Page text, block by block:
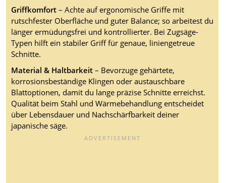
Griffkomfort– Achte auf ergonomische Griffe mit
rutschfester Oberfläche und guter Balance; so arbeitest du
länger ermüdungsfrei und kontrollierter. Bei Zugsäge-
Typen hilft ein stabiler Griff für genaue, liniengetreue
Schnitte.
Material & Haltbarkeit– Bevorzuge gehärtete,
korrosionsbeständige Klingen oder austauschbare
Blattoptionen, damit du lange präzise Schnitte erreichst.
Qualität beim Stahl und Wärmebehandlung entscheidet
über Lebensdauer und Nachschärfbarkeit deiner
japanische säge.